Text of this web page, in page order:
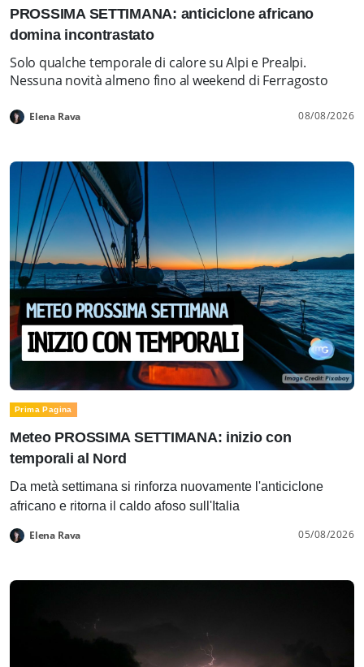
PROSSIMA SETTIMANA: anticiclone africano
domina incontrastato
Solo qualche temporale di calore su Alpi e Prealpi.
Nessuna novità almeno fino al weekend di Ferragosto
Elena Rava 08/08/2026
Prima Pagina
Meteo PROSSIMA SETTIMANA: inizio con
temporali al Nord
Da metà settimana si rinforza nuovamente l'anticiclone
africano e ritorna il caldo afoso sull'Italia
Elena Rava 05/08/2026